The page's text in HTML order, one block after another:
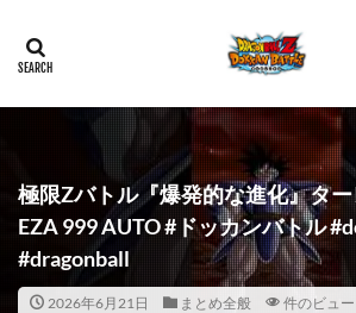
極限Zバトル『爆発的な進化』タ
EZA 999 AUTO #ドッカンバトル
#dragonball
2026年6月21日 まとめ全般 件のビュー